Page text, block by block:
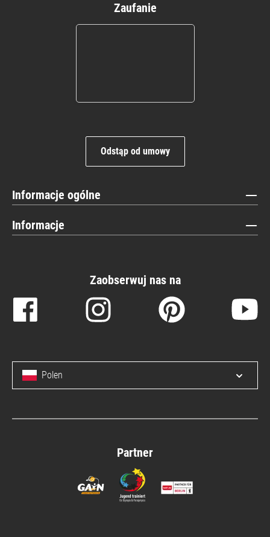
Zaufanie
Odstąp od umowy
Informacje ogólne
Informacje
Zaobserwuj nas na
Polen
Partner